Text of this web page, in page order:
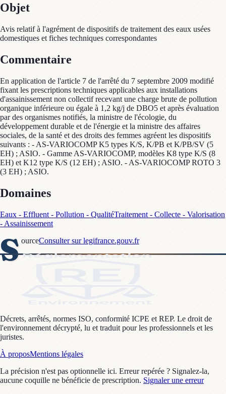
Objet
Avis relatif à l'agrément de dispositifs de traitement des eaux usées
domestiques et fiches techniques correspondantes
Commentaire
En application de l'article 7 de l'arrêté du 7 septembre 2009 modifié
fixant les prescriptions techniques applicables aux installations
d'assainissement non collectif recevant une charge brute de pollution
organique inférieure ou égale à 1,2 kg/j de DBO5 et après évaluation
par des organismes notifiés, la ministre de l'écologie, du
développement durable et de l'énergie et la ministre des affaires
sociales, de la santé et des droits des femmes agréent les dispositifs
suivants : - AS-VARIOCOMP K5 types K/S, K/PB et K/PB/SV (5
EH) ; ASIO. - Gamme AS-VARIOCOMP, modèles K8 type K/S (8
EH) et K12 type K/S (12 EH) ; ASIO. - AS-VARIOCOMP ROTO 3
(3 EH) ; ASIO.
Domaines
Eaux - Effluent - Pollution - QualitéTraitement - Collecte - Valorisation
- Assainissement
S ourceConsulter sur legifrance.gouv.fr
Décrets, arrêtés, normes ISO, conformité ICPE et REP. Le droit de
l'environnement décrypté, lu et traduit pour les professionnels et les
juristes.
À proposMentions légales
La précision n'est pas optionnelle ici. Erreur repérée ? Signalez-la,
aucune coquille ne bénéficie de prescription. Signaler une erreur